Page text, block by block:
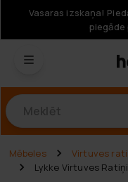
Vasaras izskaņa!
piegāde
Mēbeles Virtuves
Lykke Virtuves Ratiņi